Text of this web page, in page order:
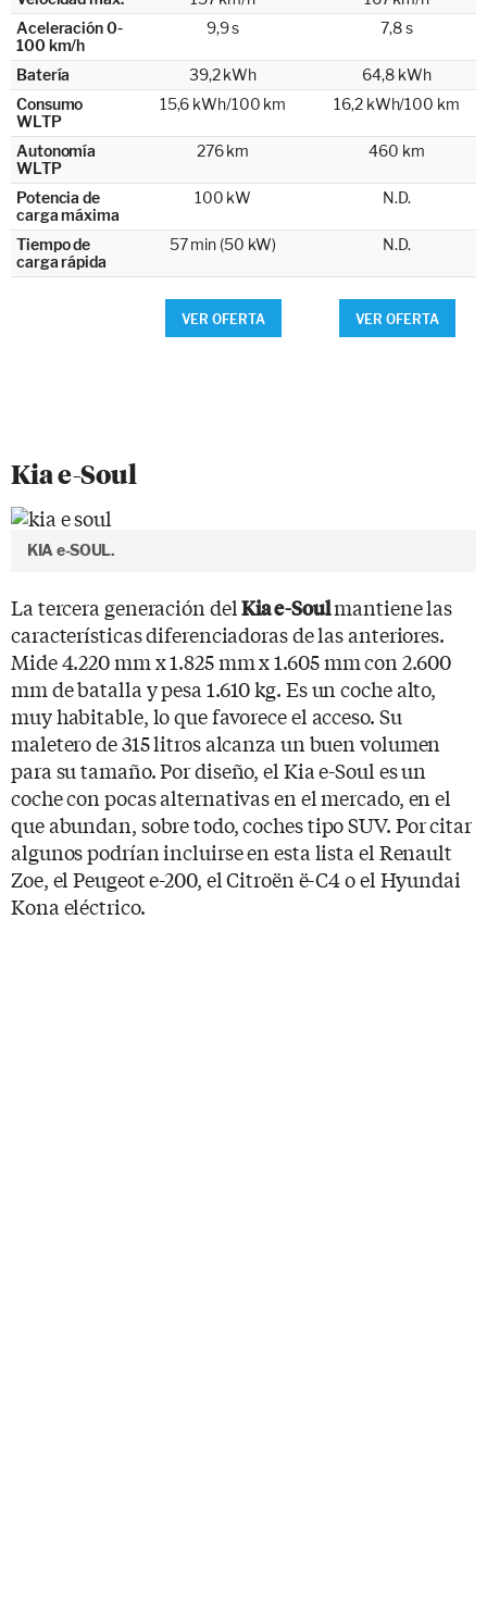
Aceleración 0-
100 km/h
9,9 s 7,8 s
Batería 39,2 kWh
64,8 kWh
Consumo
WLTP
15,6 kWh/100 km 16,2 kWh/100 km
Autonomía
WLTP
276 km 460 km
Potencia de
carga máxima
100 kW N.D.
Tiempo de
carga rápida
57 min (50 kW) N.D.
VER OFERTA VER OFERTA
Kia e-Soul
KIA e-SOUL.
La tercera generación delKia e-Soulmantiene las
características diferenciadoras de las anteriores.
Mide 4.220 mm x 1.825 mm x 1.605 mm con 2.600
mm de batalla y pesa 1.610 kg. Es un coche alto,
muy habitable, lo que favorece el acceso. Su
maletero de 315 litros alcanza un buen volumen
para su tamaño. Por diseño, el Kia e-Soul es un
coche con pocas alternativas en el mercado, en el
que abundan, sobre todo, coches tipo SUV. Por citar
algunos podrían incluirse en esta lista el Renault
Zoe, el Peugeot e-200, el Citroën ë-C4 o el Hyundai
Kona eléctrico.